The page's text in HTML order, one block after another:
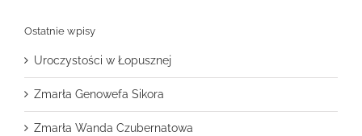
Ostatnie wpisy
Uroczystości w Łopusznej
Zmarła Genowefa Sikora
Zmarła Wanda Czubernatowa